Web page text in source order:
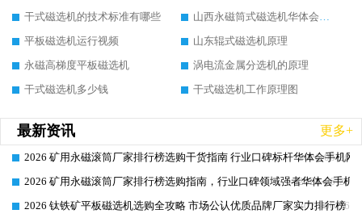
干式磁选机的技术标准有哪些
山西永磁筒式磁选机华体会手机网页版-华体会(中国)
平板磁选机运行视频
山东辊式磁选机原理
永磁高梯度平板磁选机
涡电流金属分选机的原理
干式磁选机多少钱
干式磁选机工作原理图
最新资讯 更多+
2026-06-26
2026 矿用永磁滚筒厂家排行榜选购干货指南 行业口碑标杆华体会手机网
2026-06-26
2026 矿用永磁滚筒厂家排行榜选购指南，行业口碑领域强者华体会手机
2026-06-26
2026 钛铁矿平板磁选机选购全攻略 市场公认优质品牌厂家实力排行榜